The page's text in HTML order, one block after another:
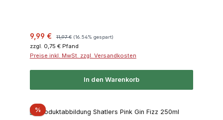
Verkaufspreis:
9,99 € 11,97 € (16.54% gespart)
zzgl. 0,75 € Pfand
Preise inkl. MwSt. zzgl. Versandkosten
In den Warenkorb
%Rabatt